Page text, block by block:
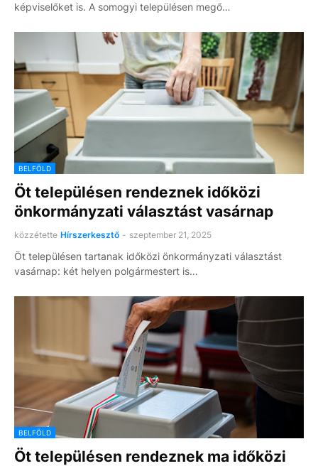
képviselőket is. A somogyi településen megő…
BELFÖLD
Öt településen rendeznek időközi
önkormányzati választást vasárnap
közzétette Hírszerkesztő - szeptember 21, 2025
Öt településen tartanak időközi önkormányzati választást
vasárnap: két helyen polgármestert is…
BELFÖLD
Öt településen rendeznek ma időközi